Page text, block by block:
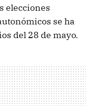
elecciones
se ha
del 28 de mayo.